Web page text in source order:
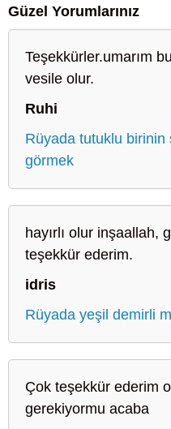
Güzel Yorumlarınız
Teşekkürler.umarım
vesile olur.
Ruhi
Rüyada tutuklu birinin
görmek
hayırlı olur inşaallah,
teşekkür ederim.
idris
Rüyada yeşil demirli
Çok teşekkür ederim
gerekiyormu acaba